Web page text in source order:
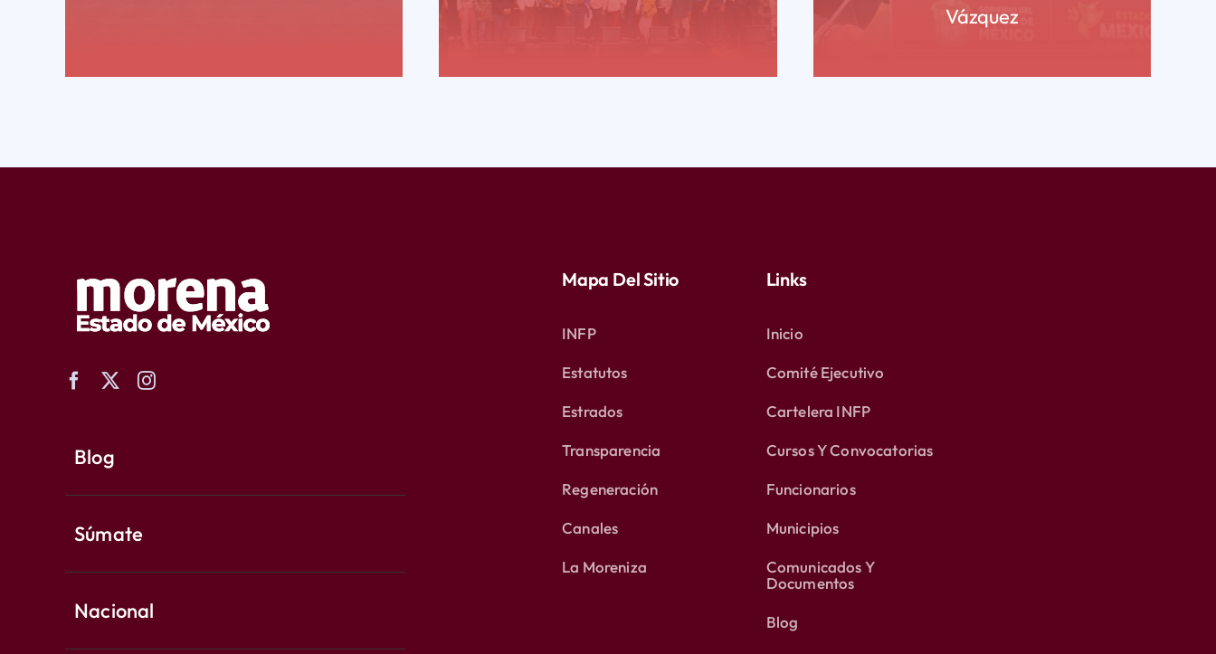
READ MORE
Vázquez
Blog
Súmate
Nacional
Mapa Del Sitio
INFP
Estatutos
Estrados
Transparencia
Regeneración
Canales
La Moreniza
Links
Inicio
Comité Ejecutivo
Cartelera INFP
Cursos Y Convocatorias
Funcionarios
Municipios
Comunicados Y
Documentos
Blog